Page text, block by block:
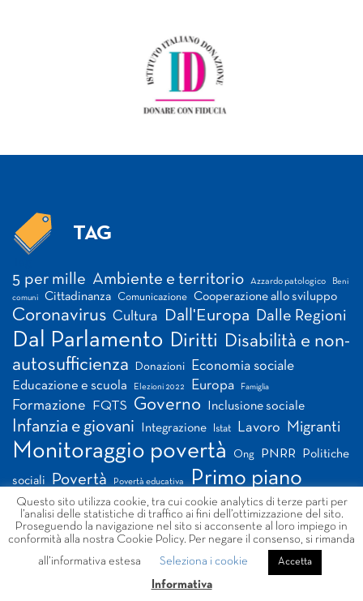
TAG
5 per mille Ambiente e territorio Azzardo patologico Beni
comuni Cittadinanza Comunicazione Cooperazione allo sviluppo
Coronavirus Cultura Dall'Europa Dalle Regioni
Dal Parlamento Diritti Disabilità e non-
autosufficienza
Donazioni Economia sociale
Educazione e scuola Elezioni 2022 Europa Famiglia
Formazione FQTS Governo Inclusione sociale
Infanzia e giovani Integrazione Istat Lavoro Migranti
Monitoraggio povertà Ong PNRR Politiche
sociali Povertà Povertà educativa Primo piano
Protocollo d'intesa Riforma Terzo Settore Salute
Servizio civile Sport sociale Sud Sviluppo sostenibile
Volontariato
Questo sito utilizza cookie, tra cui cookie analytics di terze parti per
l’analisi delle statistiche di traffico ai fini dell’ottimizzazione del sito.
Proseguendo la navigazione nel sito si acconsente al loro impiego in
conformità alla nostra Cookie Policy. Per negare il consenso, si rimanda
all’informativa estesa
Seleziona i cookie Accetta
Informativa